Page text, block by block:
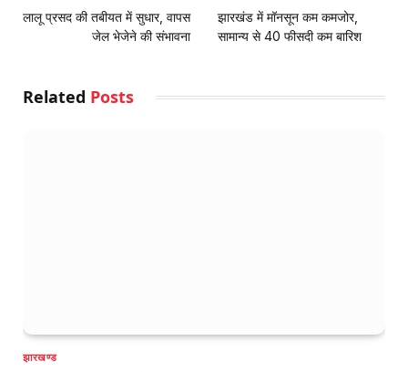
लालू प्रसद की तबीयत में सुधार, वापस
जेल भेजेने की संभावना
झारखंड में मॉनसून कम कमजोर,
सामान्य से 40 फीसदी कम बारिश
Related Posts
झारखण्ड